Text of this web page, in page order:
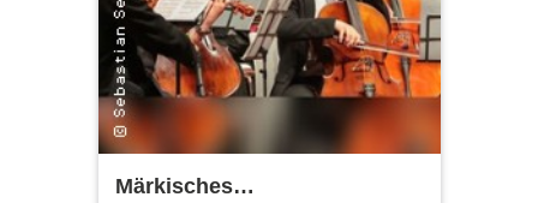
Märkisches